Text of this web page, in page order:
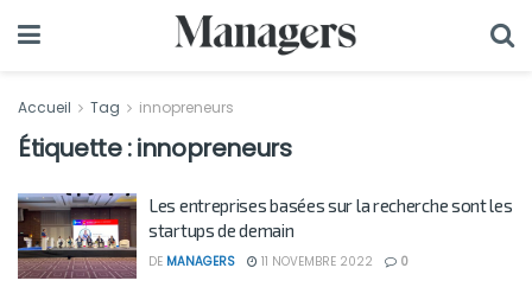
Accueil Tag innopreneurs
Étiquette :innopreneurs
Les entreprises basées sur la recherche sont les
startups de demain
DE MANAGERS 11 NOVEMBRE 2022 0